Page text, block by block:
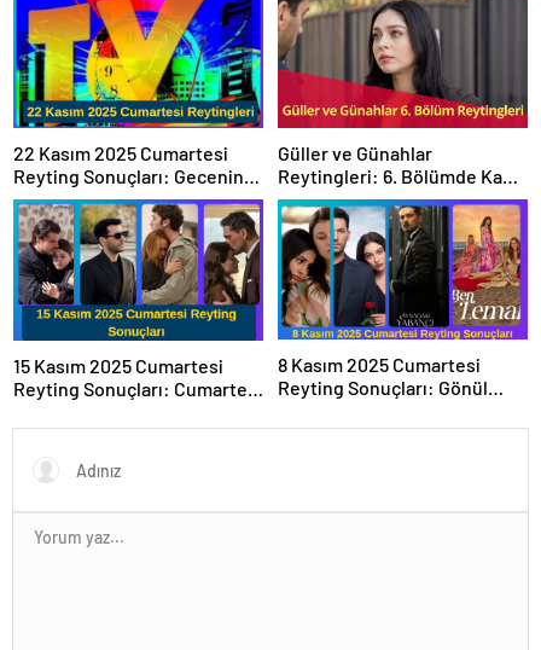
22 Kasım 2025 Cumartesi
Reyting Sonuçları: Gecenin
Birincisi Belli Oldu mu?
Güller ve Günahlar
Reytingleri: 6. Bölümde Kanal
D Zirvede!
15 Kasım 2025 Cumartesi
Reyting Sonuçları: Cumartesi
8 Kasım 2025 Cumartesi
Reyting Sonuçları: Gönül
Leman, Güller ve Günahlar